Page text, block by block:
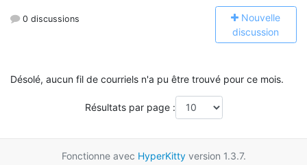
0 discussions Nouvelle
discussion
Désolé, aucun fil de courriels n'a pu être trouvé pour ce mois.
Résultats par page :
Fonctionne avec HyperKittyversion 1.3.7.